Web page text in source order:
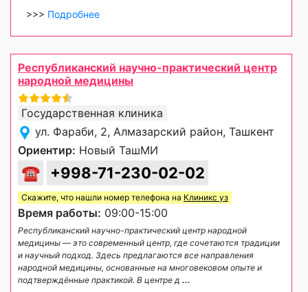
>>> Подробнее
Республиканский научно-практический центр
народной медицины
Государственная клиника
ул. Фараби, 2, Алмазарский район, Ташкент
Ориентир: Новый ТашМИ
☎ +998-71-230-02-02
Скажите, что нашли номер телефона на Клиникс уз
Время работы: 09:00-15:00
Республиканский научно-практический центр народной
медицины — это современный центр, где сочетаются традиции
и научный подход. Здесь предлагаются все направления
народной медицины, основанные на многовековом опыте и
подтверждённые практикой. В центре д ...